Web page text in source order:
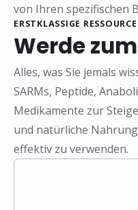
von Ihren spezifischen
ERSTKLASSIGE
Werde
Alles, was Sie jemals
SARMs, Peptide,
Medikamente zur
und natürliche
effektiv zu verwenden.